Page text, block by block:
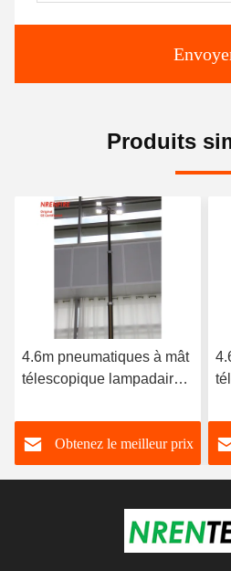
Produits
4.6m pneumatiques à mât
télescopique lampadaire à
câbles 4x60W LED -
télécommande - pour tour
lumineuse mobile ou tour
Obtenez le meilleur prix